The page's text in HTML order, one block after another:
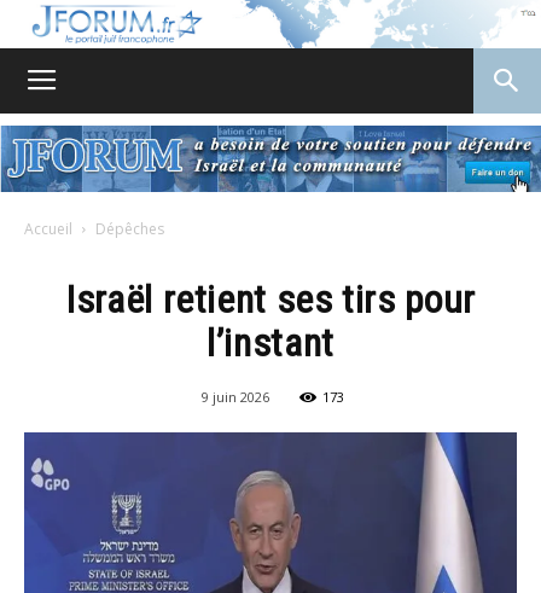
Accueil Dépêches
Israël retient ses tirs pour
l’instant
9 juin 2026 173